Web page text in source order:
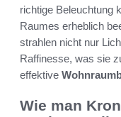
richtige Beleuchtung
Raumes erheblich
strahlen nicht nur
Raffinesse, was sie
effektive
Wie man